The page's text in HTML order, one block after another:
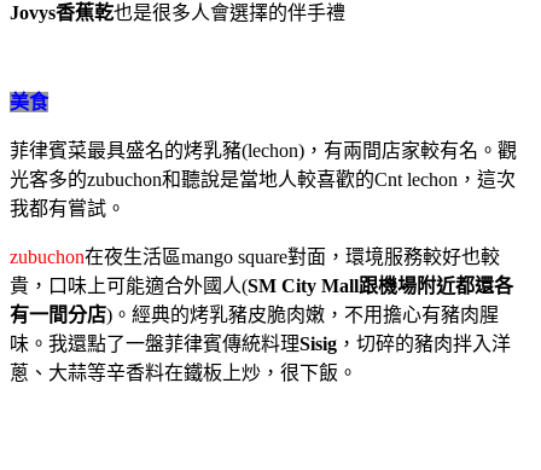
Jovys香蕉乾也是很多人會選擇的伴手禮
美食
菲律賓菜最具盛名的烤乳豬(lechon)，有兩間店家較有名。觀
光客多的zubuchon和聽說是當地人較喜歡的Cnt lechon，這次
我都有嘗試。
zubuchon在夜生活區mango square對面，環境服務較好也較
貴，口味上可能適合外國人(SM City Mall跟機場附近都還各
有一間分店)。經典的烤乳豬皮脆肉嫩，不用擔心有豬肉腥
味。我還點了一盤菲律賓傳統料理Sisig ，切碎的豬肉拌入洋
蔥、大蒜等辛香料在鐵板上炒，很下飯。